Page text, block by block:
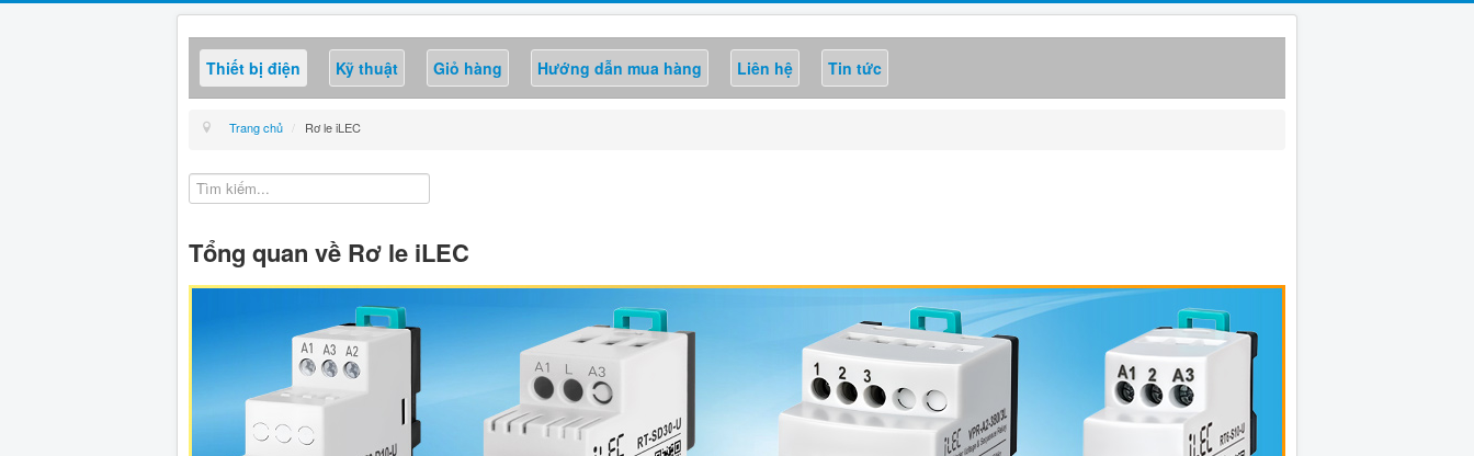
Thiết bị điện Kỹ thuật Giỏ hàng Hướng dẫn mua hàng Liên hệ Tin tức
Trang chủ / Rơ le iLEC
Tổng quan về Rơ le iLEC